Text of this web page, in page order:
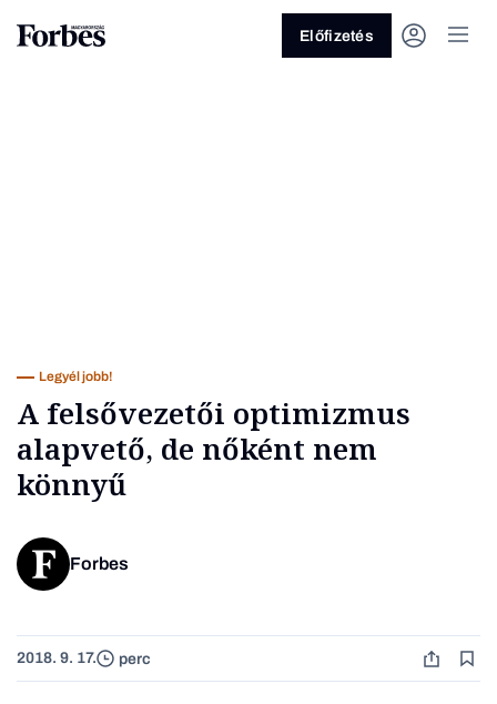
Üzlet
Előfizetés
Legyél jobb!
A felsővezetői optimizmus
alapvető, de nőként nem
könnyű
Forbes
2018. 9. 17. perc